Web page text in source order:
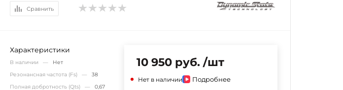
Сравнить
Характеристики
В наличии — Нет
Резонансная частота (Fs) —38
Полная добротность (Qts) —0,67
10 950 руб. /шт
Нет в наличии Подробнее